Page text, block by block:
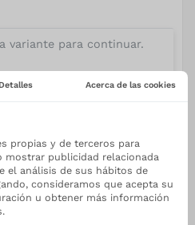
variante para continuar.
Detalles Acerca de las cookies
propias y de terceros para
mostrar publicidad relacionada
el análisis de sus hábitos de
consideramos que acepta su
u obtener más información